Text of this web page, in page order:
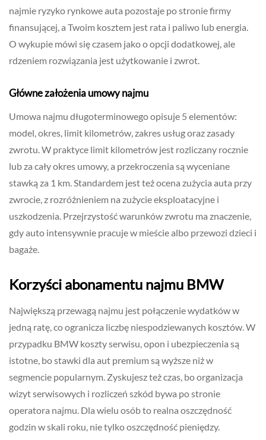
najmie ryzyko rynkowe auta pozostaje po stronie firmy
finansującej, a Twoim kosztem jest rata i paliwo lub energia.
O wykupie mówi się czasem jako o opcji dodatkowej, ale
rdzeniem rozwiązania jest użytkowanie i zwrot.
Główne założenia umowy najmu
Umowa najmu długoterminowego opisuje 5 elementów:
model, okres, limit kilometrów, zakres usług oraz zasady
zwrotu. W praktyce limit kilometrów jest rozliczany rocznie
lub za cały okres umowy, a przekroczenia są wyceniane
stawką za 1 km. Standardem jest też ocena zużycia auta przy
zwrocie, z rozróżnieniem na zużycie eksploatacyjne i
uszkodzenia. Przejrzystość warunków zwrotu ma znaczenie,
gdy auto intensywnie pracuje w mieście albo przewozi dzieci i
bagaże.
Korzyści abonamentu najmu BMW
Największą przewagą najmu jest połączenie wydatków w
jedną ratę, co ogranicza liczbę niespodziewanych kosztów. W
przypadku BMW koszty serwisu, opon i ubezpieczenia są
istotne, bo stawki dla aut premium są wyższe niż w
segmencie popularnym. Zyskujesz też czas, bo organizacja
wizyt serwisowych i rozliczeń szkód bywa po stronie
operatora najmu. Dla wielu osób to realna oszczędność
godzin w skali roku, nie tylko oszczędność pieniędzy.